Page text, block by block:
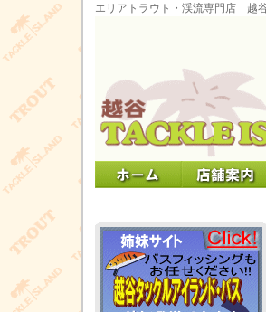
エリアトラウト・渓流専門店 越